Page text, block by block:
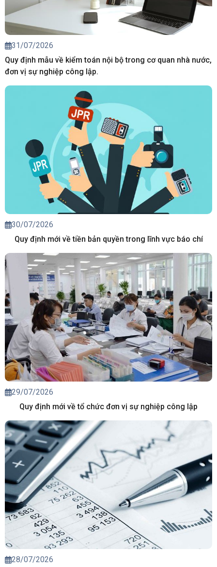
31/07/2026
Quy định mẫu về kiểm toán nội bộ trong cơ quan nhà nước,
đơn vị sự nghiệp công lập.
30/07/2026
Quy định mới về tiền bản quyền trong lĩnh vực báo chí
29/07/2026
Quy định mới về tổ chức đơn vị sự nghiệp công lập
28/07/2026